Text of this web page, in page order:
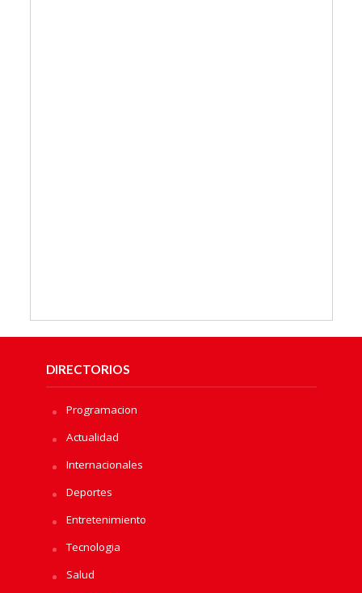
DIRECTORIOS
Programacion
Actualidad
Internacionales
Deportes
Entretenimiento
Tecnologia
Salud